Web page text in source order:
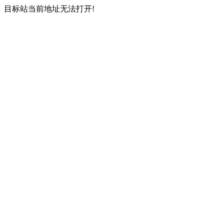
目标站当前地址无法打开!